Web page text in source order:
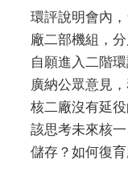
環評說明會內
廠二部機組，
自願進入二階
廣納公眾意見
核二廠沒有延
該思考未來核
儲存？如何復